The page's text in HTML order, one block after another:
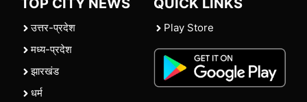
TOP CITY NEWS
उत्तर-प्रदेश
मध्य-प्रदेश
झारखंड
धर्म
QUICK LINKS
Play Store